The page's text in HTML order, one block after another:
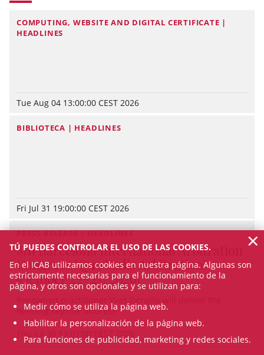
COMPUTING, WEBSITE AND DIGITAL CERTIFICATE |
HEADLINES
Tue Aug 04 13:00:00 CEST 2026
BIBLIOTECA | HEADLINES
Fri Jul 31 19:00:00 CEST 2026
PRESS RELEASE | HEADLINES
8th Barcelona International Arbitration
Congress "Quo Vadis Arbitration"
(October 22–23, 2026)
opening keynote address
Thu Jul 30 13:03:00 CEST 2026
TÚ PUEDES CONTROLAR EL USO DE LAS COOKIES.
En el ICAB utilizamos cookies en nuestra página. Algunas son
estrictamente necesarias para el funcionamiento de la
página, y otros son opcionales y se utilizan para:
Medir cómo se utiliza la página web.
Habilitar la personalización de la página web.
Para funciones de publicidad, marketing y redes sociales.
×